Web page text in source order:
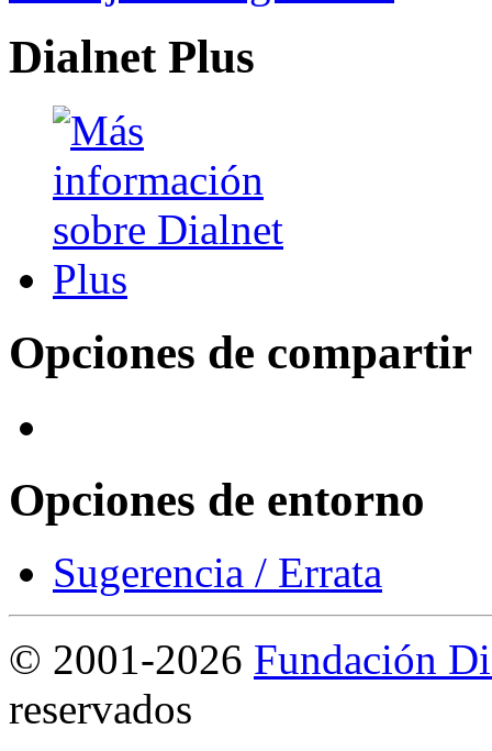
Dialnet Plus
Opciones de compartir
Opciones de entorno
Sugerencia / Errata
© 2001-2026 Fundación
reservados